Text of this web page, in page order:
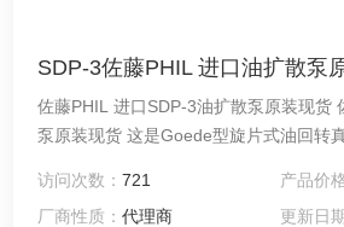
SDP-3佐藤PHIL 进口油扩散泵
佐藤PHIL 进口SDP-3油扩散泵原装现货
泵原装现货 这是Goede型旋片式油回
访问次数：721 产品价
厂商性质：代理商 更新日